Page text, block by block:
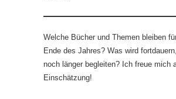
Welche Bücher und Themen bleiben
Ende des Jahres? Was wird
noch länger begleiten? Ich freue mich
Einschätzung!